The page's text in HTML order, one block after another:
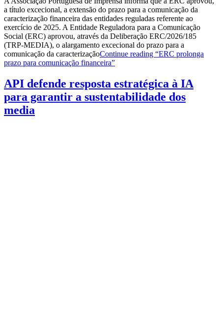
a título excecional, a extensão do prazo para a comunicação da
caracterização financeira das entidades reguladas referente ao
exercício de 2025. A Entidade Reguladora para a Comunicação
Social (ERC) aprovou, através da Deliberação ERC/2026/185
(TRP-MEDIA), o alargamento excecional do prazo para a
comunicação da caracterizaçãoContinue reading “ERC prolonga
prazo para comunicação financeira”
API defende resposta estratégica à IA
para garantir a sustentabilidade dos
media